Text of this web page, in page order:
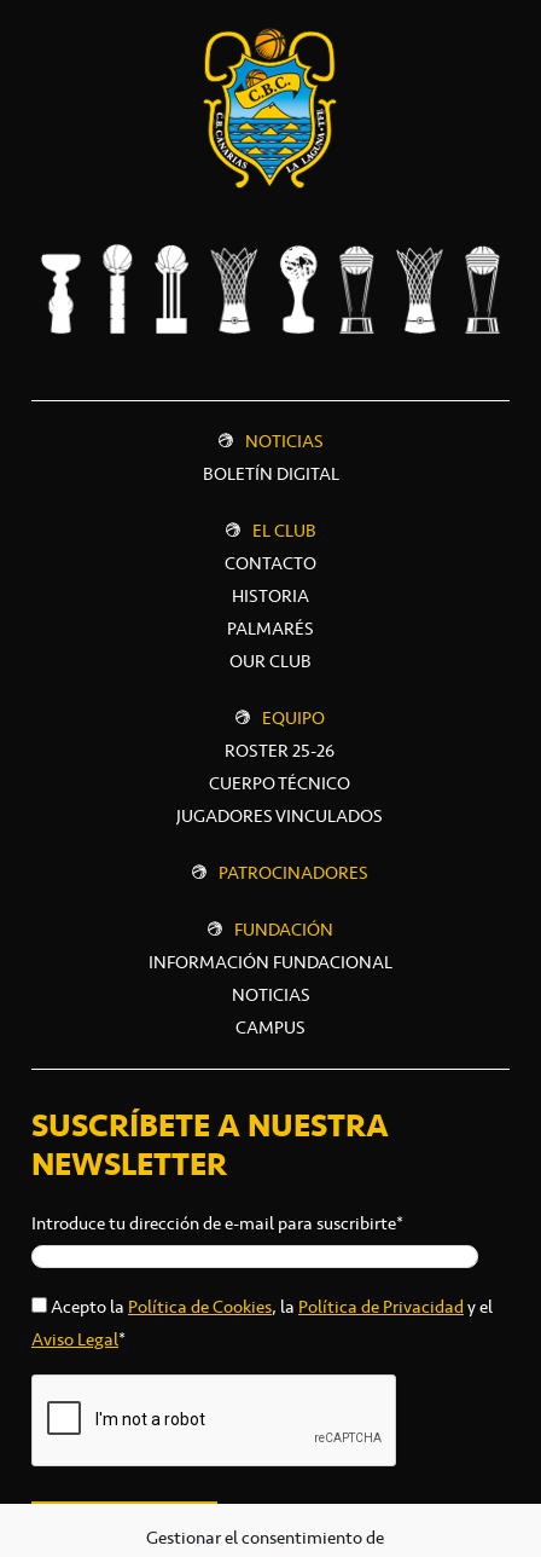
Gestionar el consentimiento de
NOTICIAS
BOLETÍN DIGITAL
EL CLUB
CONTACTO
HISTORIA
PALMARÉS
OUR CLUB
EQUIPO
ROSTER 25-26
CUERPO TÉCNICO
JUGADORES VINCULADOS
PATROCINADORES
FUNDACIÓN
INFORMACIÓN FUNDACIONAL
NOTICIAS
CAMPUS
SUSCRÍBETE A NUESTRA
NEWSLETTER
Introduce tu dirección de e-mail para suscribirte*
Acepto laPolítica de Cookies, laPolítica de Privacidady el
Aviso Legal*